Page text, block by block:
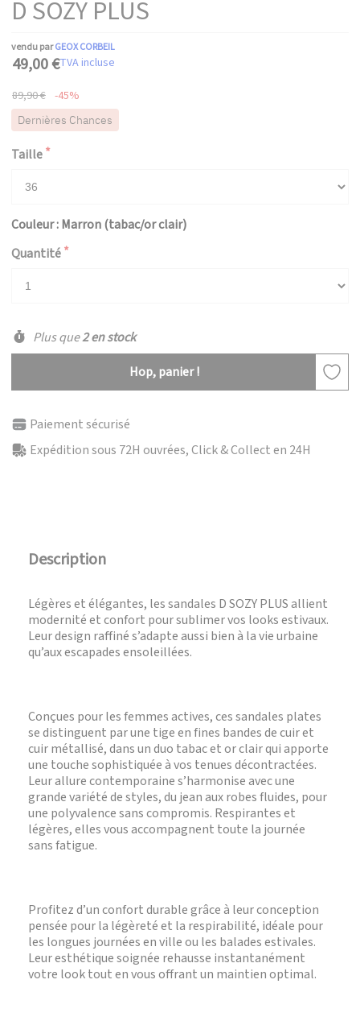
D SOZY PLUS
vendu parGEOX CORBEIL
49,00 €TVA incluse
89,90 € -45%
Dernières Chances
Taille
Couleur : Marron (tabac/or clair)
Quantité
Plus que2 en stock
Hop, panier !
Paiement sécurisé
Expédition sous 72H ouvrées, Click & Collect en 24H
Description
Légères et élégantes, les sandales D SOZY PLUS allient
modernité et confort pour sublimer vos looks estivaux.
Leur design raffiné s’adapte aussi bien à la vie urbaine
qu’aux escapades ensoleillées.
Conçues pour les femmes actives, ces sandales plates
se distinguent par une tige en fines bandes de cuir et
cuir métallisé, dans un duo tabac et or clair qui apporte
une touche sophistiquée à vos tenues décontractées.
Leur allure contemporaine s’harmonise avec une
grande variété de styles, du jean aux robes fluides, pour
une polyvalence sans compromis. Respirantes et
légères, elles vous accompagnent toute la journée
sans fatigue.
Profitez d’un confort durable grâce à leur conception
pensée pour la légèreté et la respirabilité, idéale pour
les longues journées en ville ou les balades estivales.
Leur esthétique soignée rehausse instantanément
votre look tout en vous offrant un maintien optimal.